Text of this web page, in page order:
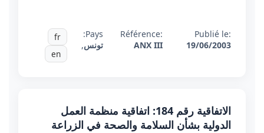
Publié le:
19/06/2003
Référence:
ANX III
Pays:
تونس,
fr
en
الاتفاقية رقم 184: اتفاقية منظمة العمل
الدولية بشأن السلامة والصحة في الزراعة